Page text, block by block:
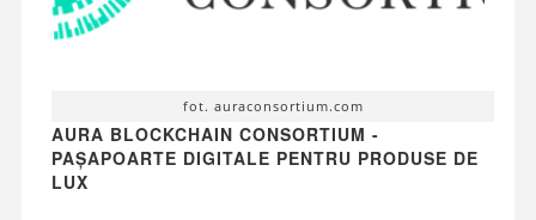
fot. auraconsortium.com
AURA BLOCKCHAIN CONSORTIUM -
PAȘAPOARTE DIGITALE PENTRU PRODUSE DE
LUX